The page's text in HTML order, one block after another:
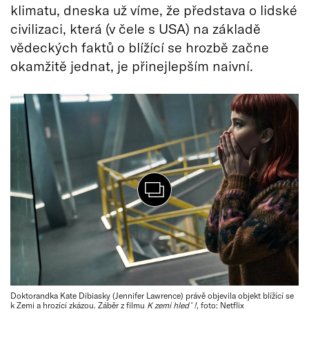
klimatu, dneska už víme, že představa o lidské
civilizaci, která (v čele s USA) na základě
vědeckých faktů o blížící se hrozbě začne
okamžitě jednat, je přinejlepším naivní.
Doktorandka Kate Dibiasky (Jennifer Lawrence) právě objevila objekt blížící se
k Zemi a hrozící zkázou. Záběr z filmu K zemi hledˇ!, foto: Netflix